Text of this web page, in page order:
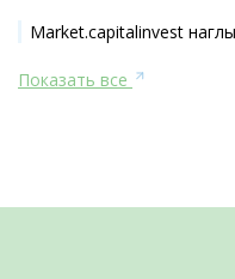
Market.capitalinvest
Показать все